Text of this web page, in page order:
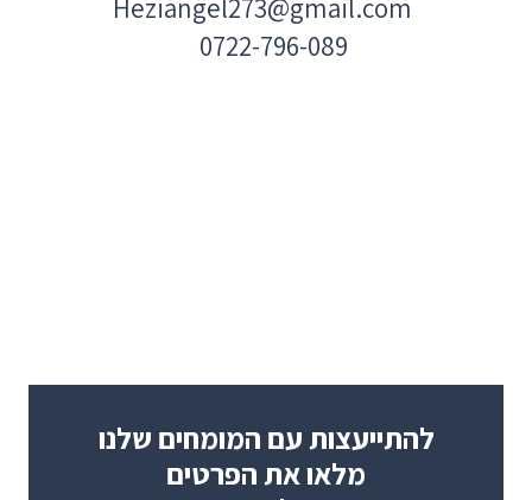
להתייעצות עם המומחים שלנו
מלאו את הפרטים
0722-796-089
Heziangel273@gmail.com